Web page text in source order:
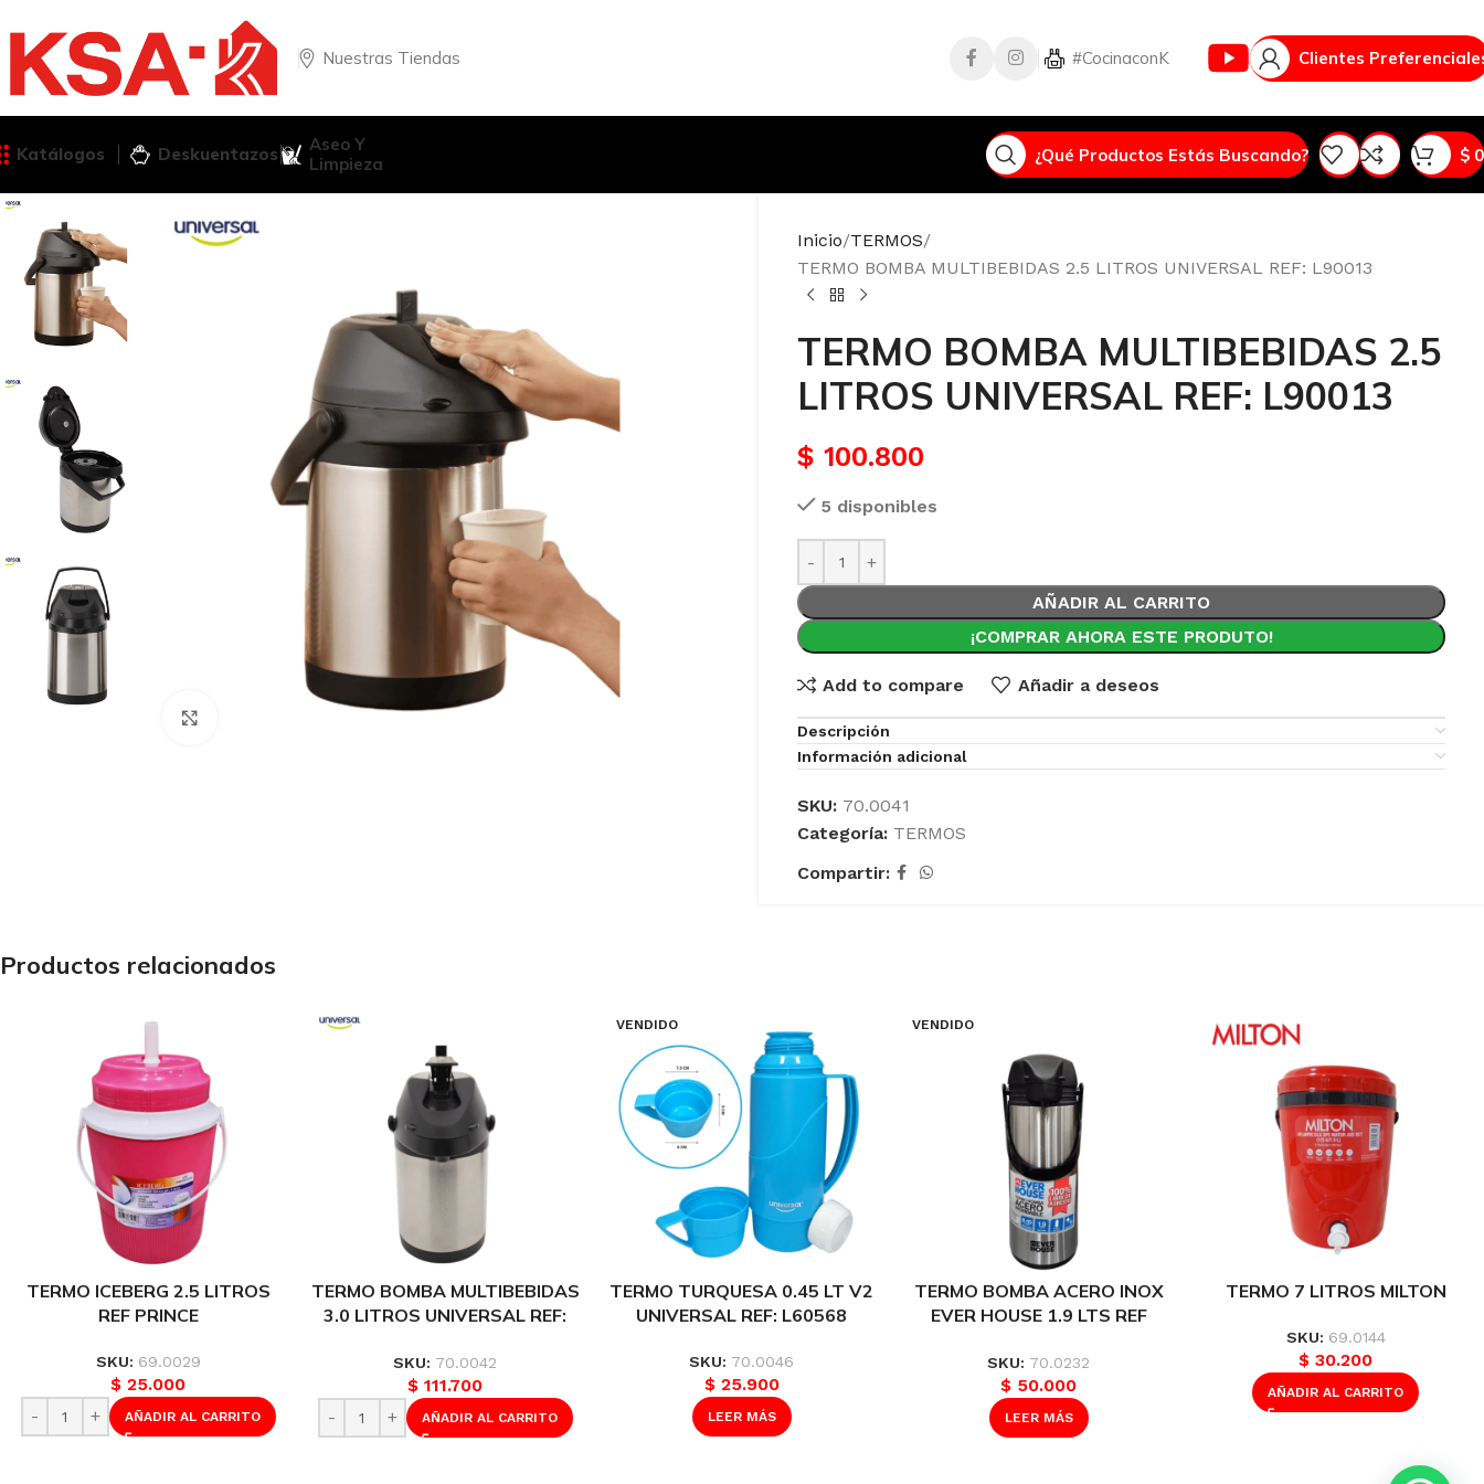
Nuestras Tiendas #CocinaconK Clientes
Katálogos Deskuentazos
Aseo Y
Limpieza
¿Qué Productos Estás Buscando? $ 0
Haga Click para agrandar
Inicio TERMOS
TERMO BOMBA MULTIBEBIDAS 2.5 LITROS UNIVERSAL REF: L90013
TERMO BOMBA MULTIBEBIDAS 2.5
LITROS UNIVERSAL REF: L90013
$ 100.800
5 disponibles
AÑADIR AL CARRITO
¡COMPRAR AHORA ESTE PRODUTO!
Add to compare Añadir a deseos
Descripción
Información adicional
SKU: 70.0041
Categoría: TERMOS
Compartir:
Productos relacionados
TERMO ICEBERG 2.5 LITROS
REF PRINCE
SKU: 69.0029
$ 25.000
AÑADIR AL CARRITO
TERMO BOMBA MULTIBEBIDAS
3.0 LITROS UNIVERSAL REF:
SKU: 70.0042
$ 111.700
AÑADIR AL CARRITO
VENDIDO
TERMO TURQUESA 0.45 LT V2
UNIVERSAL REF: L60568
SKU: 70.0046
$25.900
LEER MÁS
VENDIDO
TERMO BOMBA ACERO INOX
EVER HOUSE 1.9 LTS REF
SKU: 70.0232
$ 50.000
LEER MÁS
TERMO 7 LITROS MILTON
SKU: 69.0144
$ 30.200
AÑADIR AL CARRITO